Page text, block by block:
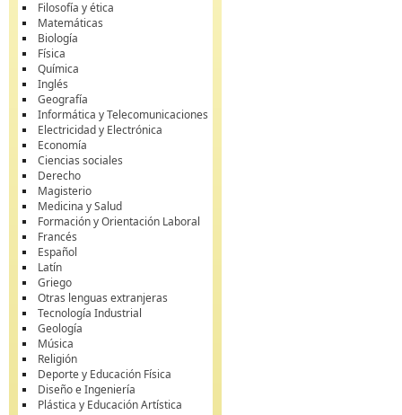
Filosofía y ética
Matemáticas
Biología
Física
Química
Inglés
Geografía
Informática y Telecomunicaciones
Electricidad y Electrónica
Economía
Ciencias sociales
Derecho
Magisterio
Medicina y Salud
Formación y Orientación Laboral
Francés
Español
Latín
Griego
Otras lenguas extranjeras
Tecnología Industrial
Geología
Música
Religión
Deporte y Educación Física
Diseño e Ingeniería
Plástica y Educación Artística